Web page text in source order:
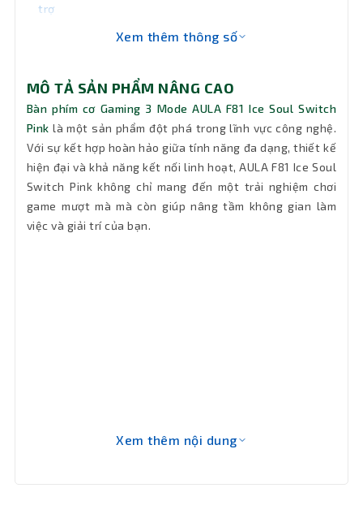
trợ
Số lượng
phím
81
Kiểu
switch
Ice Soul switch
Kích
thước
330,20 x 120,67 x 45,25 mm ± 0,5 mm
Xem thêm thông số
MÔ TẢ SẢN PHẨM NÂNG CAO
Bàn phím cơ Gaming 3 Mode AULA F81 Ice Soul Switch
Pink là một sản phẩm đột phá trong lĩnh vực công nghệ.
Với sự kết hợp hoàn hảo giữa tính năng đa dạng, thiết kế
hiện đại và khả năng kết nối linh hoạt, AULA F81 Ice Soul
Switch Pink không chỉ mang đến một trải nghiệm chơi
game mượt mà mà còn giúp nâng tầm không gian làm
việc và giải trí của bạn.
Xem thêm nội dung